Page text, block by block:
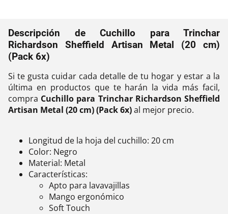
Descripción de Cuchillo para Trinchar
Richardson Sheffield Artisan Metal (20 cm)
(Pack 6x)
Si te gusta cuidar cada detalle de tu hogar y estar a la
última en productos que te harán la vida más facil,
compra Cuchillo para Trinchar Richardson Sheffield
Artisan Metal (20 cm) (Pack 6x)al mejor precio.
Longitud de la hoja del cuchillo: 20 cm
Color: Negro
Material: Metal
Características:
Apto para lavavajillas
Mango ergonómico
Soft Touch